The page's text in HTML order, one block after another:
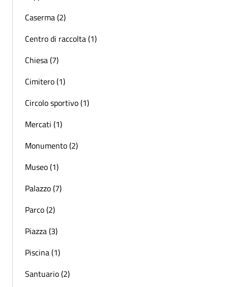
Caserma (2)
Centro di raccolta (1)
Chiesa (7)
Cimitero (1)
Circolo sportivo (1)
Mercati (1)
Monumento (2)
Museo (1)
Palazzo (7)
Parco (2)
Piazza (3)
Piscina (1)
Santuario (2)